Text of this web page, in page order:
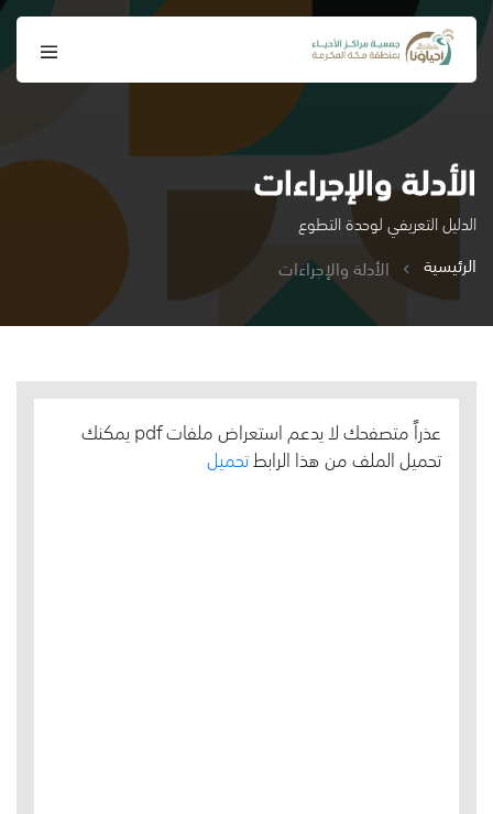
الأدلة والإجراءات
الدليل التعريفي لوحدة التطوع
الرئيسية
الأدلة والإجراءات
عذراً متصفحك لا يدعم استعراض ملفات pdf يمكنك
تحميل الملف من هذا الرابطتحميل